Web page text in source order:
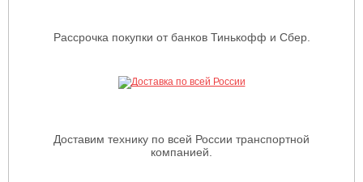
Рассрочка покупки от банков Тинькофф и Сбер.
Доставим технику по всей России транспортной
компанией.